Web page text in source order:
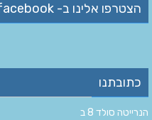
הצטרפו אלינו ב- facebook
כתובתנו
הנרייטה סולד 8 ב‏